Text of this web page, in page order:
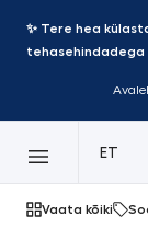
✨ Tere hea
tehasehindadega
ET
Vaata kõiki